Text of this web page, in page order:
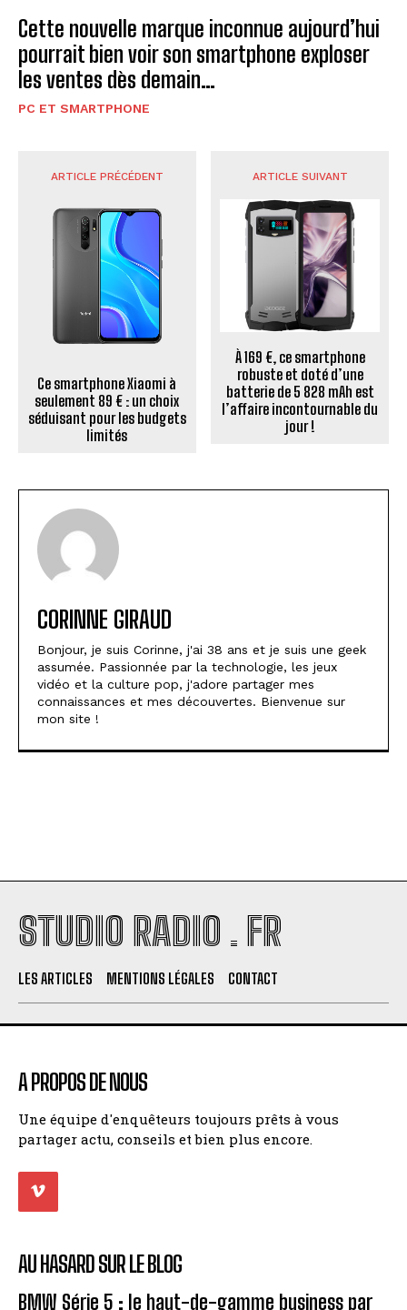
Cette nouvelle marque inconnue aujourd’hui
pourrait bien voir son smartphone exploser
les ventes dès demain…
PC ET SMARTPHONE
ARTICLE PRÉCÉDENT
Ce smartphone Xiaomi à
seulement 89 € : un choix
séduisant pour les budgets
limités
ARTICLE SUIVANT
À 169 €, ce smartphone
robuste et doté d’une
batterie de 5 828 mAh est
l’affaire incontournable du
jour !
CORINNE GIRAUD
Bonjour, je suis Corinne, j'ai 38 ans et je suis une geek
assumée. Passionnée par la technologie, les jeux
vidéo et la culture pop, j'adore partager mes
connaissances et mes découvertes. Bienvenue sur
mon site !
STUDIO RADIO . FR
LES ARTICLES MENTIONS LÉGALES CONTACT
A PROPOS DE NOUS
Une équipe d'enquêteurs toujours prêts à vous
partager actu, conseils et bien plus encore.
AU HASARD SUR LE BLOG
BMW Série 5 : le haut-de-gamme business par